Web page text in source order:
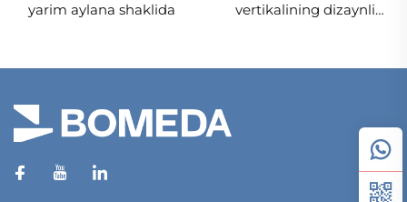
yarim aylana shaklida
vertikalining dizaynli